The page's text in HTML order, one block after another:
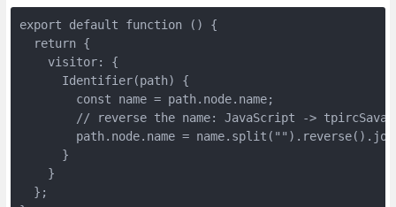
export default function () {
  return {
    visitor: {
      Identifier(path) {
        const name = path.node.name;
        // reverse the name: JavaScript -> tpircSavaJ
path.node.name =
      }
    }
  };